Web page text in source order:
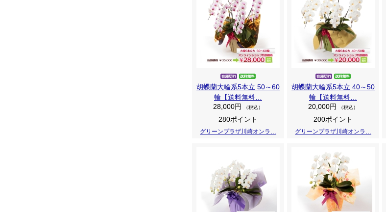
胡蝶蘭大輪系5本立 50～60
輪【送料無料…
28,000円
（税込）
280ポイント
グリーンプラザ川崎オンラ…
胡蝶蘭大輪系5本立 40～50
輪【送料無料…
20,000円
（税込）
200ポイント
グリーンプラザ川崎オンラ…